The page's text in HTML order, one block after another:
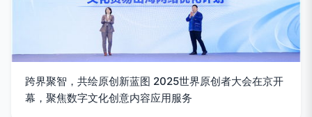
跨界聚智，共绘原创新蓝图 2025世界原创者大会在京开
幕，聚焦数字文化创意内容应用服务